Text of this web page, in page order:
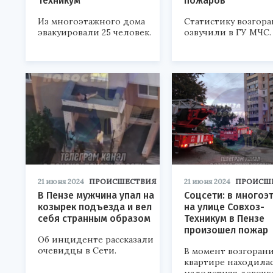
Из многоэтажного дома
эвакуировали 25 человек.
Статистику
озвучили в ГУ МЧС.
21 июня 2024 ПРОИСШЕСТВИЯ
В Пензе мужчина упал на
козырек подъезда и вел
себя странным образом
Об инциденте рассказали
очевидцы в Сети.
21 июня 2024
Соцсети: в
на улице Совхоз-
Техникум в Пензе
произошел пожар
В момент
квартире